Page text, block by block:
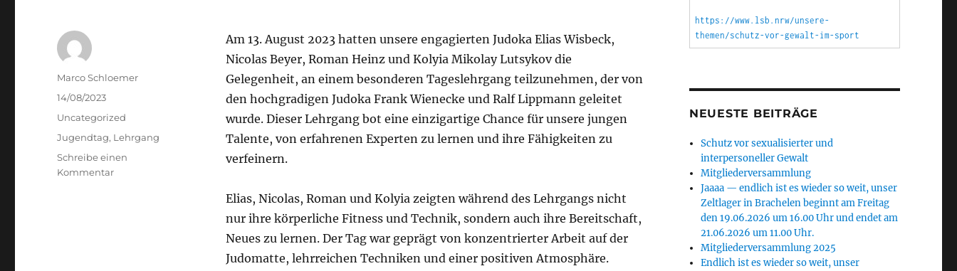
Am 13. August 2023 hatten unsere engagierten Judoka Elias Wisbeck,
Nicolas Beyer, Roman Heinz und Kolyia Mikolay Lutsykov die
Gelegenheit, an einem besonderen Tageslehrgang teilzunehmen, der von
den hochgradigen Judoka Frank Wienecke und Ralf Lippmann geleitet
wurde. Dieser Lehrgang bot eine einzigartige Chance für unsere jungen
Talente, von erfahrenen Experten zu lernen und ihre Fähigkeiten zu
verfeinern.
Elias, Nicolas, Roman und Kolyia zeigten während des Lehrgangs nicht
nur ihre körperliche Fitness und Technik, sondern auch ihre Bereitschaft,
Neues zu lernen. Der Tag war geprägt von konzentrierter Arbeit auf der
Judomatte, lehrreichen Techniken und einer positiven Atmosphäre.
Autor
Marco Schloemer
Veröffentlicht
14/08/2023
Kategorien
Uncategorized
Schlagwörter
Jugendtag, Lehrgang
Schreibe einen
Kommentarzu
https://www.lsb.nrw/unsere-
themen/schutz-vor-gewalt-im-sport
NEUESTE BEITRÄGE
Schutz vor sexualisierter und
interpersoneller Gewalt
Mitgliederversammlung
Jaaaa — endlich ist es wieder so weit, unser
Zeltlager in Brachelen beginnt am Freitag
den 19.06.2026 um 16.00 Uhr und endet am
21.06.2026 um 11.00 Uhr.
Mitgliederversammlung 2025
Endlich ist es wieder so weit, unser